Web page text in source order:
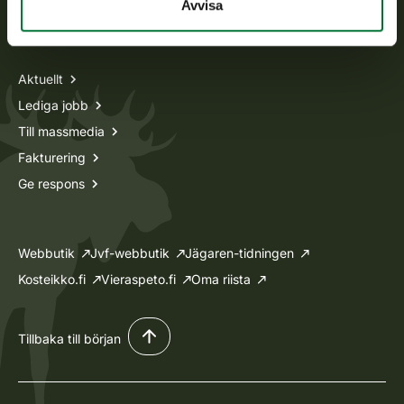
Avvisa
Information om oss
Aktuellt
Lediga jobb
Till massmedia
Fakturering
Ge respons
Webbutik Jvf-webbutik
Jägaren-tidningen
Kosteikko.fi
Vieraspeto.fi Oma riista
Tillbaka till början